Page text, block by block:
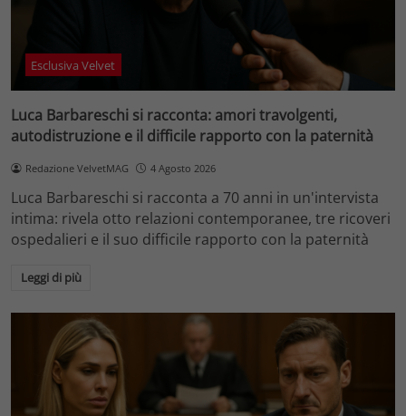
Esclusiva Velvet
Luca Barbareschi si racconta: amori travolgenti,
autodistruzione e il difficile rapporto con la paternità
Redazione VelvetMAG 4 Agosto 2026
Luca Barbareschi si racconta a 70 anni in un'intervista
intima: rivela otto relazioni contemporanee, tre ricoveri
ospedalieri e il suo difficile rapporto con la paternità
Leggi di più